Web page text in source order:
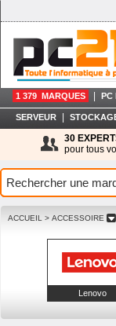
1 379 MARQUES PC
SERVEUR
30
pour tous
ACCUEIL > ACCESSOIRE
Lenovo